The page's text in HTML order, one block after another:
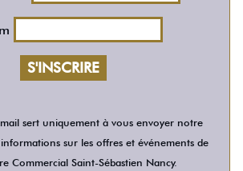
sert uniquement à vous envoyer notre
sur les offres et événements de
Commercial Saint-Sébastien Nancy.